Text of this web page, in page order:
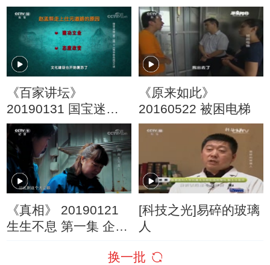
别节目·生命之源
传奇
《百家讲坛》
20190131 国宝迷踪
（第二部） 11 《鹊华
秋色图》之谜
《原来如此》
20160522 被困电梯
《真相》 20190121
生生不息 第一集 企鹅
[科技之光]易碎的玻璃
人
换一批